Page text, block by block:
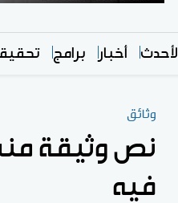
الأحدث أخبار برامج
وثائق
نص وثيقة
فيه